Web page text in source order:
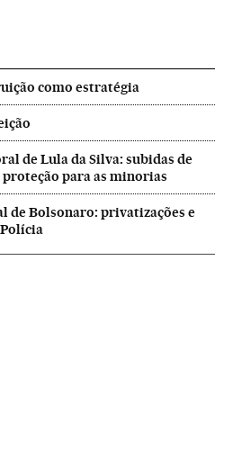
como estratégia
de Lula da Silva: subidas de
para as minorias
de Bolsonaro: privatizações e